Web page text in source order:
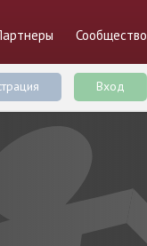
Сообщество
Вход